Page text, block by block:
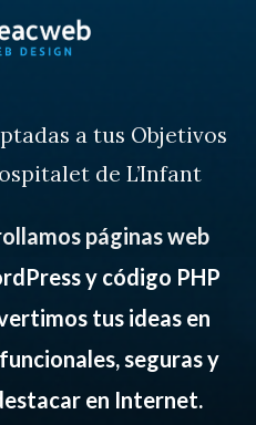
a tus Objetivos
de L’Infant
páginas web
y código PHP
tus ideas en
seguras y
en Internet.